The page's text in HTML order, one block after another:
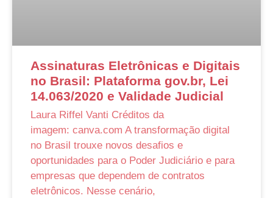
Assinaturas Eletrônicas e Digitais
no Brasil: Plataforma gov.br, Lei
14.063/2020 e Validade Judicial
Laura Riffel Vanti Créditos da
imagem: canva.com A transformação digital
no Brasil trouxe novos desafios e
oportunidades para o Poder Judiciário e para
empresas que dependem de contratos
eletrônicos. Nesse cenário,